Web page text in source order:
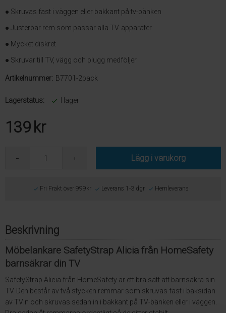
● Skruvas fast i väggen eller bakkant på tv-bänken
● Justerbar rem som passar alla TV-apparater
● Mycket diskret
● Skruvar till TV, vägg och plugg medföljer
Artikelnummer: B7701-2pack
Lagerstatus: I lager
139 kr
Lägg i varukorg
Fri Frakt över 999kr Leverans 1-3 dgr Hemleverans
Beskrivning
Möbelankare SafetyStrap Alicia från HomeSafety
barnsäkrar din TV
SafetyStrap Alicia från HomeSafety är ett bra sätt att barnsäkra sin
TV. Den består av två stycken remmar som skruvas fast i baksidan
av TV:n och skruvas sedan in i bakkant på TV-bänken eller i väggen.